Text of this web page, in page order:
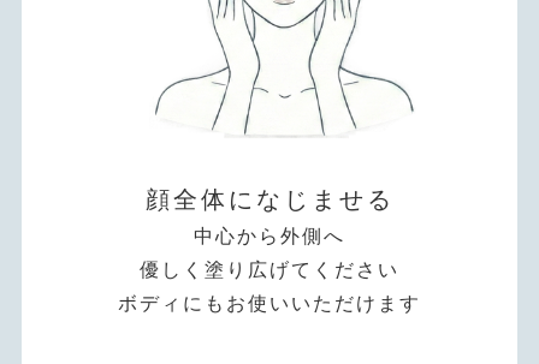
顔全体になじませる
中心から外側へ
優しく塗り広げてください
ボディにもお使いいただけます